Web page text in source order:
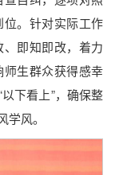
。针对实际工作
即知即改，着力
生群众获得感幸
下看上”，确保整
风。